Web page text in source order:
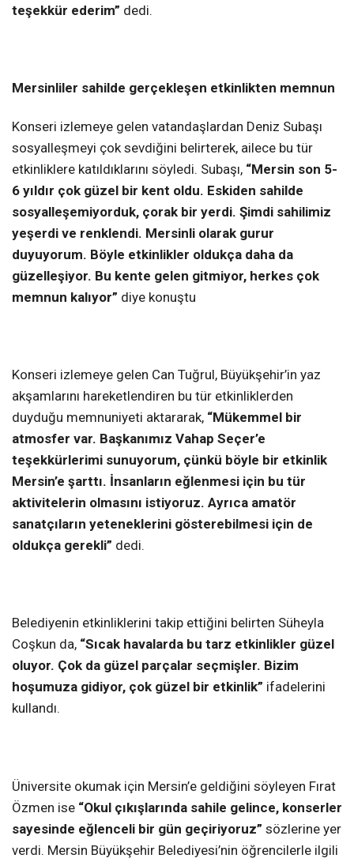
teşekkür ederim” dedi.
Mersinliler sahilde gerçekleşen etkinlikten memnun
Konseri izlemeye gelen vatandaşlardan Deniz Subaşı
sosyalleşmeyi çok sevdiğini belirterek, ailece bu tür
etkinliklere katıldıklarını söyledi. Subaşı, “Mersin son 5-
6 yıldır çok güzel bir kent oldu. Eskiden sahilde
sosyalleşemiyorduk, çorak bir yerdi. Şimdi sahilimiz
yeşerdi ve renklendi. Mersinli olarak gurur
duyuyorum. Böyle etkinlikler oldukça daha da
güzelleşiyor. Bu kente gelen gitmiyor, herkes çok
memnun kalıyor” diye konuştu
Konseri izlemeye gelen Can Tuğrul, Büyükşehir’in yaz
akşamlarını hareketlendiren bu tür etkinliklerden
duyduğu memnuniyeti aktararak, “Mükemmel bir
atmosfer var. Başkanımız Vahap Seçer’e
teşekkürlerimi sunuyorum, çünkü böyle bir etkinlik
Mersin’e şarttı. İnsanların eğlenmesi için bu tür
aktivitelerin olmasını istiyoruz. Ayrıca amatör
sanatçıların yeteneklerini gösterebilmesi için de
oldukça gerekli” dedi.
Belediyenin etkinliklerini takip ettiğini belirten Süheyla
Coşkun da, “Sıcak havalarda bu tarz etkinlikler güzel
oluyor. Çok da güzel parçalar seçmişler. Bizim
hoşumuza gidiyor, çok güzel bir etkinlik” ifadelerini
kullandı.
Üniversite okumak için Mersin’e geldiğini söyleyen Fırat
Özmen ise “Okul çıkışlarında sahile gelince, konserler
sayesinde eğlenceli bir gün geçiriyoruz” sözlerine yer
verdi. Mersin Büyükşehir Belediyesi’nin öğrencilerle ilgili